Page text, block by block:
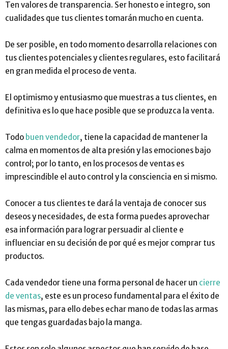
Ten valores de transparencia. Ser honesto e integro, son
cualidades que tus clientes tomarán mucho en cuenta.
De ser posible, en todo momento desarrolla relaciones con
tus clientes potenciales y clientes regulares, esto facilitará
en gran medida el proceso de venta.
El optimismo y entusiasmo que muestras a tus clientes, en
definitiva es lo que hace posible que se produzca la venta.
Todo buen vendedor, tiene la capacidad de mantener la
calma en momentos de alta presión y las emociones bajo
control; por lo tanto, en los procesos de ventas es
imprescindible el auto control y la consciencia en si mismo.
Conocer a tus clientes te dará la ventaja de conocer sus
deseos y necesidades, de esta forma puedes aprovechar
esa información para lograr persuadir al cliente e
influenciar en su decisión de por qué es mejor comprar tus
productos.
Cada vendedor tiene una forma personal de hacer un cierre
de ventas, este es un proceso fundamental para el éxito de
las mismas, para ello debes echar mano de todas las armas
que tengas guardadas bajo la manga.